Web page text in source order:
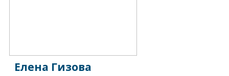
Елена Гизова